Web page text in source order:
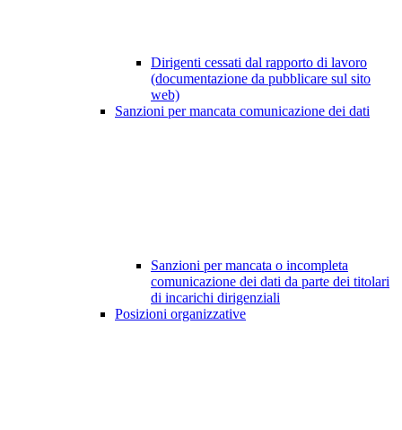
Dirigenti cessati dal rapporto di lavoro
(documentazione da pubblicare sul sito
web)
Sanzioni per mancata comunicazione dei dati
Sanzioni per mancata o incompleta
comunicazione dei dati da parte dei titolari
di incarichi dirigenziali
Posizioni organizzative